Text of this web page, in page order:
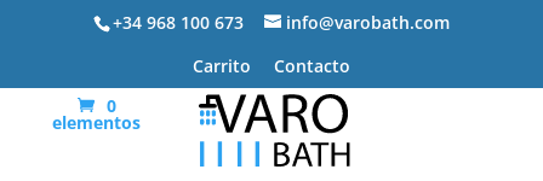
+34 968 100 673
info@varobath.com
Carrito
Contacto
0
elementos